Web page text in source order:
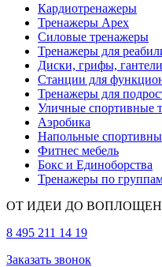
Кардиотренажеры
Тренажеры Apex
Силовые тренажеры
Тренажеры для
Диски, грифы, гантели
Станции для
Тренажеры для
Уличные спортивные
Аэробика
Напольные
Фитнес мебель
Бокс и Единоборства
Тренажеры по
ОТ ИДЕИ ДО
8 495 211 14 19
Заказать звонок